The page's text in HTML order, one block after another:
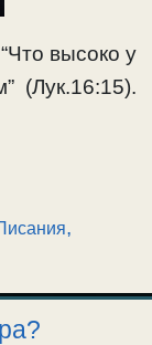
высоко у
(Лук.16:15).
,